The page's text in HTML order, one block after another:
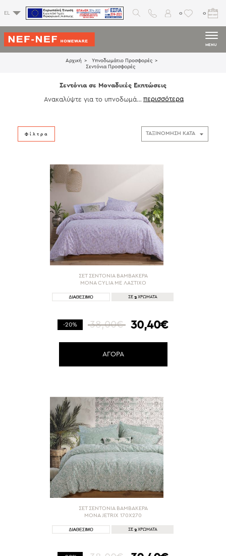
EL 0 0
MENU
Αρχική
Υπνοδωμάτιο Προσφορές
Σεντόνια Προσφορές
Σεντόνια σε Μοναδικές Εκπτώσεις
Ανακαλύψτε για το υπνοδωμάτι
Φίλτρα
ΣΕΤ ΣΕΝΤΟΝΙΑ ΒΑΜΒΑΚΕΡΑ
ΜΟΝΑ CYLIA ΜΕ ΛΑΣΤΙΧΟ
ΣΕ 2 ΧΡΩΜΑΤΑ
-20% 38,00€ 30,40€
ΑΓΟΡΑ
ΣΕΤ ΣΕΝΤΟΝΙΑ ΒΑΜΒΑΚΕΡΑ
ΜΟΝΑ JETRIX 170X270
ΣΕ 2 ΧΡΩΜΑΤΑ